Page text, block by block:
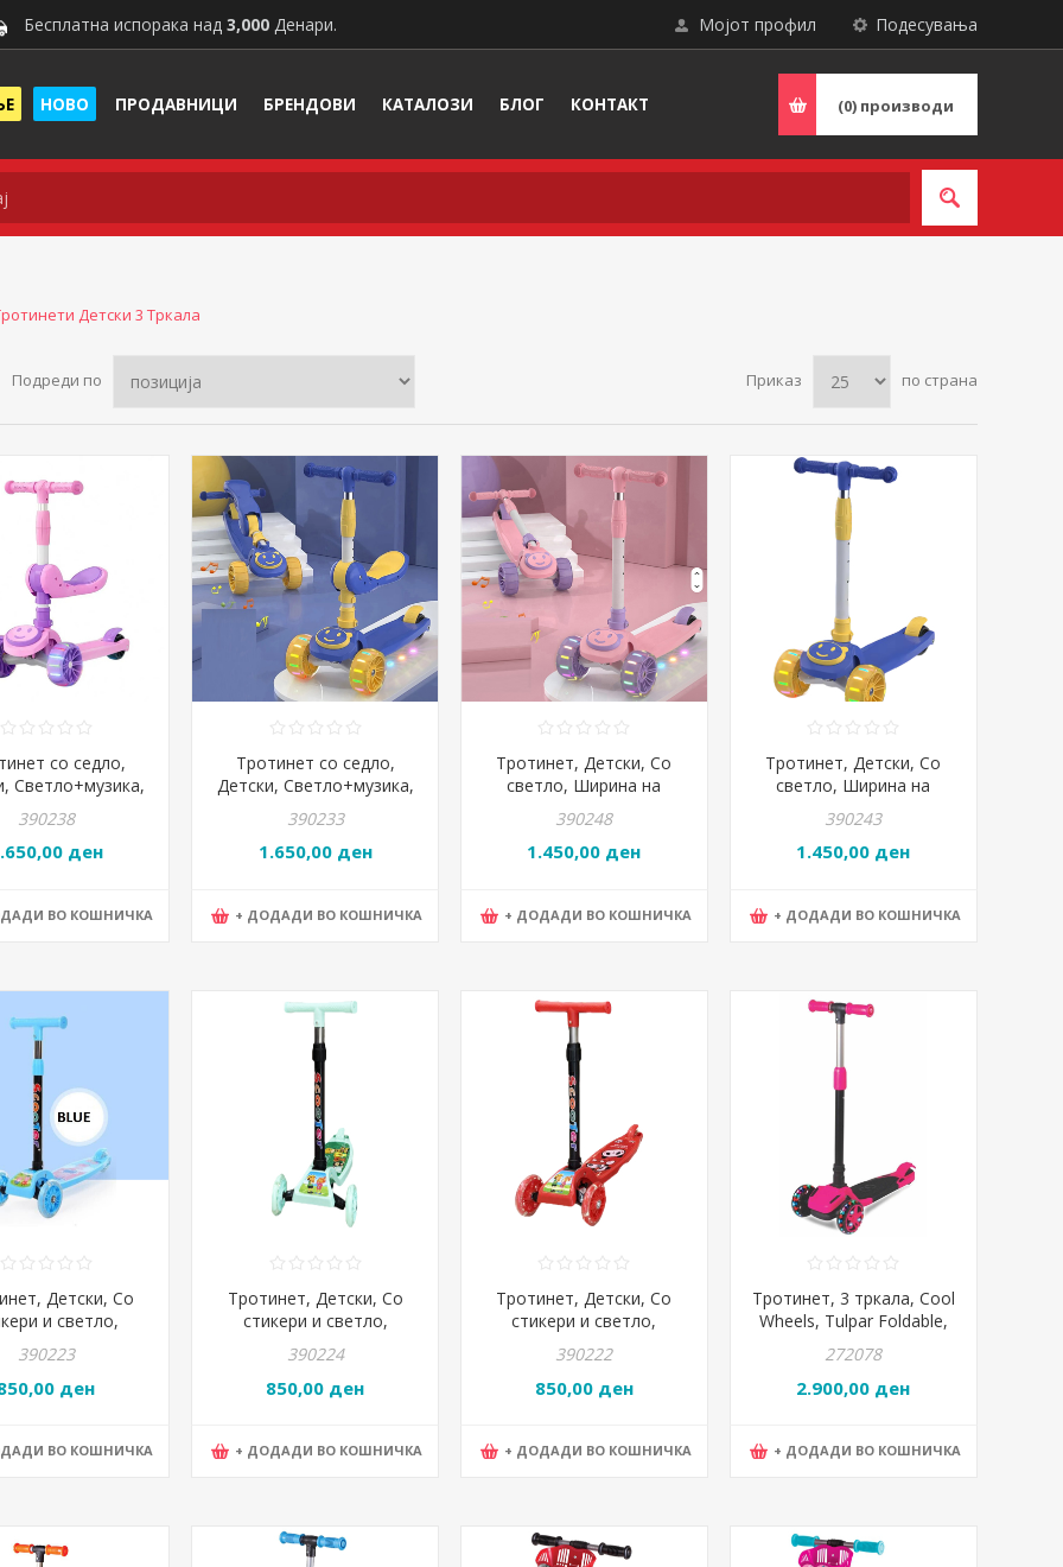
Подесувања
Мојот профил
Бесплатна испорака над 3,000 Денари.
НОВО ПРОДАВНИЦИ БРЕНДОВИ КАТАЛОЗИ БЛОГ КОНТАКТ (0) производи
Детски 3 Тркала
Подреди по Приказ по страна
со седло,
Светло+музика,
на тркало 2цм,
Розева
390238
ден
ВО КОШНИЧКА
Тротинет со седло,
Детски, Светло+музика,
Ширина на тркало 2цм,
WDKS040B, Сина
390233
1.650,00 ден
+ ДОДАДИ ВО КОШНИЧКА
Тротинет, Детски, Со
светло, Ширина на
тркало 5цм, WDKS040C,
Розева
390248
1.450,00 ден
+ ДОДАДИ ВО КОШНИЧКА
Тротинет, Детски, Со
светло, Ширина на
тркало 5цм, WDKS040C,
Сина
390243
1.450,00 ден
+ ДОДАДИ ВО КОШНИЧКА
Детски, Со
и светло,
на тркало 2цм,
Сина
390223
ден
ВО КОШНИЧКА
Тротинет, Детски, Со
стикери и светло,
Ширина на тркало 2цм,
WDKS030C, Зелена
390224
850,00 ден
+ ДОДАДИ ВО КОШНИЧКА
Тротинет, Детски, Со
стикери и светло,
Ширина на тркало 2цм,
WDKS030C, Црвена
390222
850,00 ден
+ ДОДАДИ ВО КОШНИЧКА
Тротинет, 3 тркала, Cool
Wheels, Tulpar Foldable,
FR59342, Розева
272078
2.900,00 ден
+ ДОДАДИ ВО КОШНИЧКА